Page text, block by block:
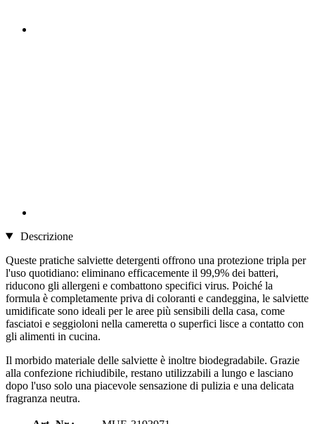
Descrizione
Queste pratiche salviette detergenti offrono una protezione tripla per
l'uso quotidiano: eliminano efficacemente il 99,9% dei batteri,
riducono gli allergeni e combattono specifici virus. Poiché la
formula è completamente priva di coloranti e candeggina, le salviette
umidificate sono ideali per le aree più sensibili della casa, come
fasciatoi e seggioloni nella cameretta o superfici lisce a contatto con
gli alimenti in cucina.
Il morbido materiale delle salviette è inoltre biodegradabile. Grazie
alla confezione richiudibile, restano utilizzabili a lungo e lasciano
dopo l'uso solo una piacevole sensazione di pulizia e una delicata
fragranza neutra.